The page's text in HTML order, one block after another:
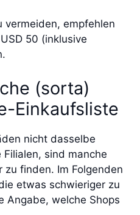
vermeiden, empfehlen
50 (inklusive
(sorta)
Einkaufsliste
nicht dasselbe
sind manche
finden. Im Folgenden
etwas schwieriger zu
Angabe, welche Shops